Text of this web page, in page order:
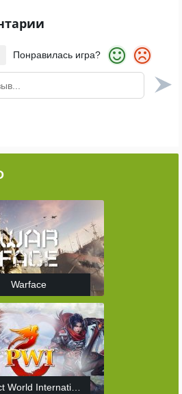
Понравилась игра?
Warface
Perfect World International